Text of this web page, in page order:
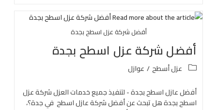
أفضل شركة عزل اسطح بجدة
أفضل شركة عزل اسطح بجدة
عزل أسطح/ عوازل
أفضل عازل اسطح بجدة - لتنفيذ جميع خدمات العزل شركة عزل
اسطح بجدة هل تبحث عن أفضل شركة عازل اسطح في جدة؟،